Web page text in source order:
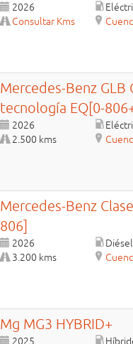
2026
Consultar Kms
Mercedes-Benz GLB
tecnología EQ[0-
2026
2.500 kms
Mercedes-Benz
806]
2026
3.200 kms
Diésel
Mg MG3 HYBRID+
2025